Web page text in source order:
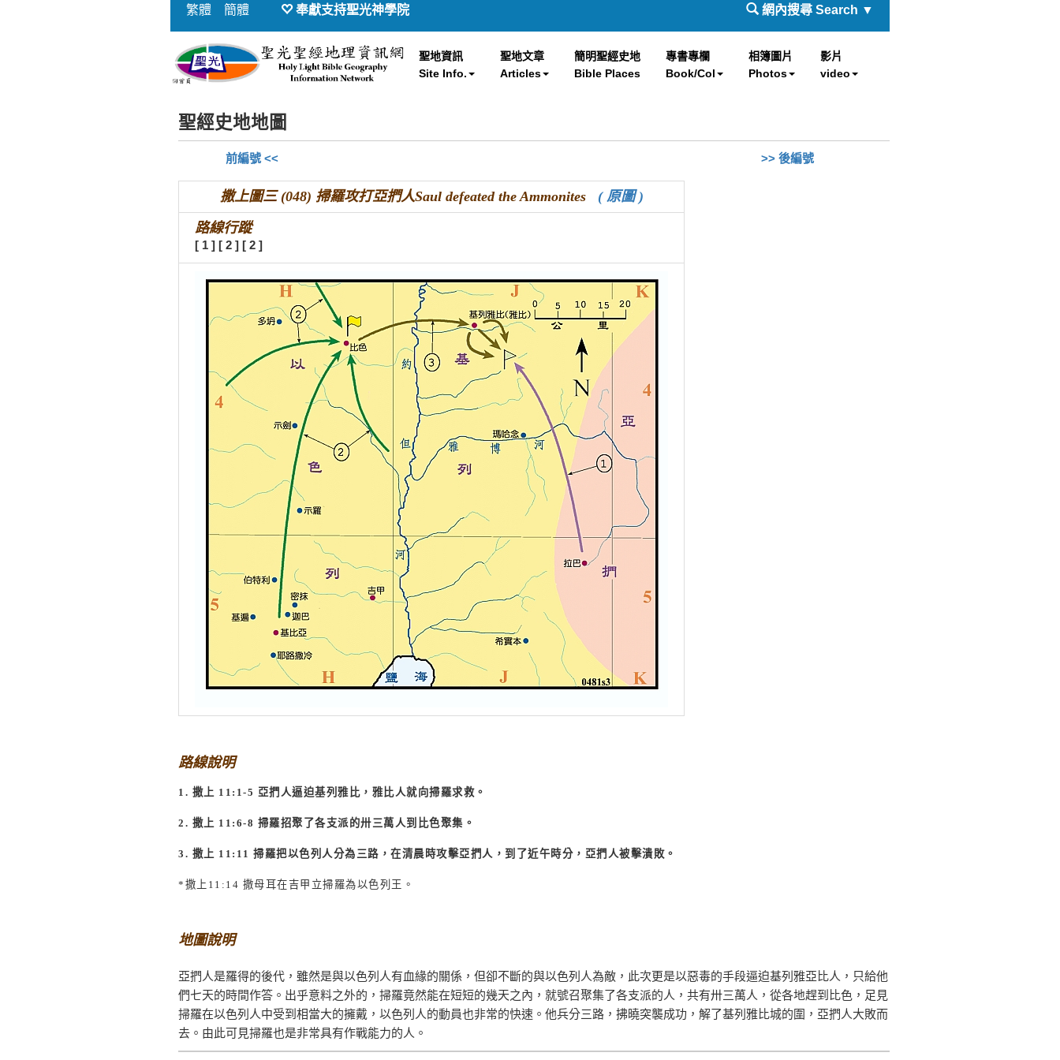
繁體 簡體 奉獻支持聖光神學院 網內搜尋 Search ▼
聖地資訊
Site Info.
聖地文章
Articles
簡明聖經史地
Bible Places
專書專欄
Book/Col
相簿圖片
Photos
影片
video
聖經史地地圖
前編號 << >> 後編號
撒上圖三 (048) 掃羅攻打亞捫人Saul defeated the Ammonites ( 原圖 )
路線行蹤
[ 1 ] [ 2 ] [ 2 ]
路線說明
1. 撒上 11:1-5 亞捫人逼迫基列雅比，雅比人就向掃羅求救。
2. 撒上 11:6-8 掃羅招聚了各支派的卅三萬人到比色聚集。
3. 撒上 11:11 掃羅把以色列人分為三路，在清晨時攻擊亞捫人，到了近午時分，亞捫人被擊潰敗。
* 撒上 11:14 撒母耳在吉甲立掃羅為以色列王。
地圖說明
亞捫人是羅得的後代，雖然是與以色列人有血緣的關係，但卻不斷的與以色列人為敵，此次更是以惡毒的手段逼迫基列雅亞比人，只給他
們七天的時間作答。出乎意料之外的，掃羅竟然能在短短的幾天之內，就號召聚集了各支派的人，共有卅三萬人，從各地趕到比色，足見
掃羅在以色列人中受到相當大的擁戴，以色列人的動員也非常的快速。他兵分三路，拂曉突襲成功，解了基列雅比城的圍，亞捫人大敗而
去。由此可見掃羅也是非常具有作戰能力的人。